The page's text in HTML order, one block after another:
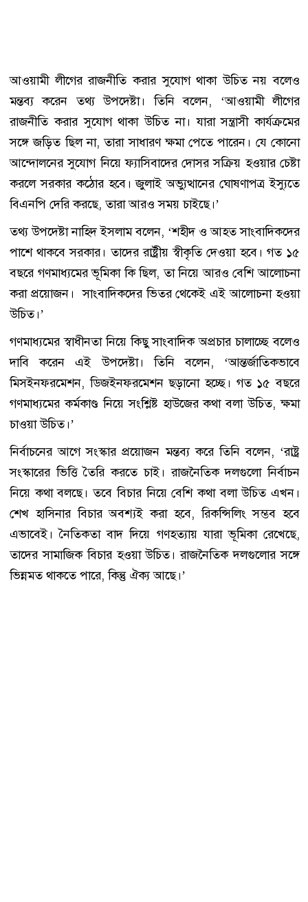
আওয়ামী লীগের রাজনীতি করার সুযোগ থাকা উচিত নয় বলেও
মন্তব্য করেন তথ্য উপদেষ্টা। তিনি বলেন, ‘আওয়ামী লীগের
রাজনীতি করার সুযোগ থাকা উচিত না। যারা সন্ত্রাসী কার্যক্রমের
সঙ্গে জড়িত ছিল না, তারা সাধারণ ক্ষমা পেতে পারেন। যে কোনো
আন্দোলনের সুযোগ নিয়ে ফ্যাসিবাদের দোসর সক্রিয় হওয়ার চেষ্টা
করলে সরকার কঠোর হবে। জুলাই অভ্যুত্থানের ঘোষণাপত্র ইস্যুতে
বিএনপি দেরি করছে, তারা আরও সময় চাইছে।’
তথ্য উপদেষ্টা নাহিদ ইসলাম বলেন, ‘শহীদ ও আহত সাংবাদিকদের
পাশে থাকবে সরকার। তাদের রাষ্ট্রীয় স্বীকৃতি দেওয়া হবে। গত ১৫
বছরে গণমাধ্যমের ভূমিকা কি ছিল, তা নিয়ে আরও বেশি আলোচনা
করা প্রয়োজন। সাংবাদিকদের ভিতর থেকেই এই আলোচনা হওয়া
উচিত।’
গণমাধ্যমের স্বাধীনতা নিয়ে কিছু সাংবাদিক অপ্রচার চালাচ্ছে বলেও
দাবি করেন এই উপদেষ্টা। তিনি বলেন, ‘আন্তর্জাতিকভাবে
মিসইনফরমেশন, ডিজইনফরমেশন ছড়ানো হচ্ছে। গত ১৫ বছরে
গণমাধ্যমের কর্মকাণ্ড নিয়ে সংশ্লিষ্ট হাউজের কথা বলা উচিত, ক্ষমা
চাওয়া উচিত।’
নির্বাচনের আগে সংস্কার প্রয়োজন মন্তব্য করে তিনি বলেন, ‘রাষ্ট্র
সংস্কারের ভিত্তি তৈরি করতে চাই। রাজনৈতিক দলগুলো নির্বাচন
নিয়ে কথা বলছে। তবে বিচার নিয়ে বেশি কথা বলা উচিত এখন।
শেখ হাসিনার বিচার অবশ্যই করা হবে, রিকন্সিলিং সম্ভব হবে
এভাবেই। নৈতিকতা বাদ দিয়ে গণহত্যায় যারা ভূমিকা রেখেছে,
তাদের সামাজিক বিচার হওয়া উচিত। রাজনৈতিক দলগুলোর সঙ্গে
ভিন্নমত থাকতে পারে, কিন্তু ঐক্য আছে।’